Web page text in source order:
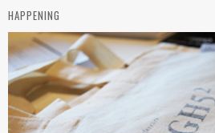
HAPPENING